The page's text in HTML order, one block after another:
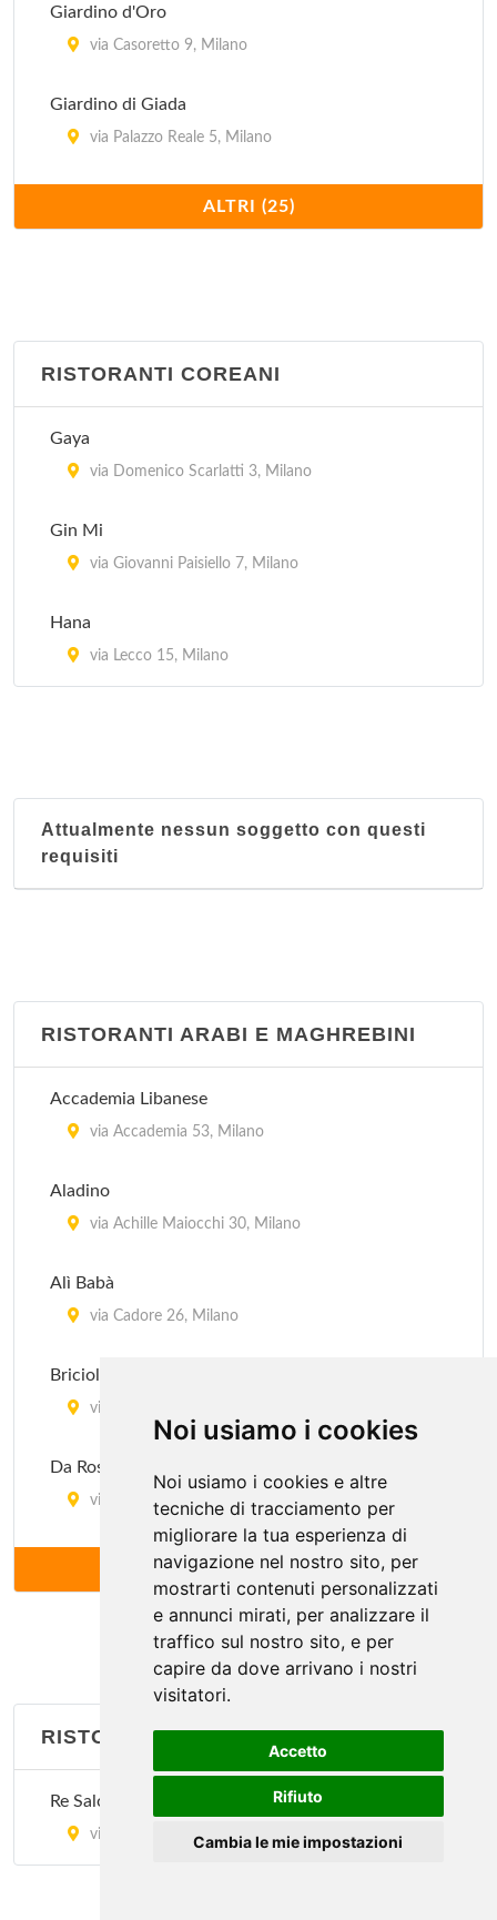
Noi usiamo i cookies
Noi usiamo i cookies e altre
tecniche di tracciamento per
migliorare la tua esperienza di
navigazione nel nostro sito, per
mostrarti contenuti personalizzati
e annunci mirati, per analizzare il
traffico sul nostro sito, e per
capire da dove arrivano i nostri
visitatori.
Accetto
Rifiuto
Cambia le mie impostazioni
Giardino d'Oro
via Casoretto 9, Milano
Giardino di Giada
via Palazzo Reale 5, Milano
via Giovanni Schiapparelli 5, Milano
Jubin
Kota Radja
Lon Fon
Mei Lin
via San Giovanni sul Muro 13, Milano
ALTRI (25)
RISTORANTI COREANI
Gaya
via Domenico Scarlatti 3, Milano
Gin Mi
via Giovanni Paisiello 7, Milano
Hana
via Lecco 15, Milano
Attualmente nessun soggetto con questi
requisiti
RISTORANTI ARABI E MAGHREBINI
Accademia Libanese
via Accademia 53, Milano
Aladino
via Achille Maiocchi 30, Milano
Alì Babà
via Cadore 26, Milano
Briciole
viale Lombardia 64, Milano
Da Rosy
via Alessandro Tadino 2, Milano
Dawali Lebanese Restaurant
via Corrado II il Salico 10, Milano
via Masolino da Panicale 13, Milano
Il Moro 1
via Laura Ciceri Visconti 8, Milano
Il Moro 2
via Andrea Salaino 12, Milano
ALTRI (14)
RISTORANTI EBRAICI
Re Salomone
via Giorgio Washington 9, Milano